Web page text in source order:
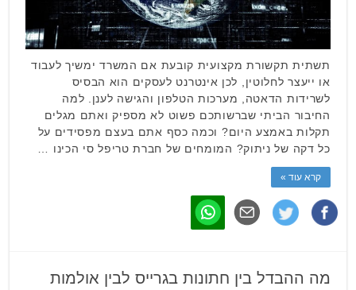
תשתית תקשורת מקצועית קובעת אם המשרד ימשיך לעבוד
או ייעצר לחלוטין, לכן אינטרנט לעסקים הוא הבסיס
לשרידות הדאטה, מערכות הטלפון והגישה לענן. למה
החיבור הביתי שברשותכם פשוט לא מספיק ואתם מגלים
תקלות באמצע היום? וכמה כסף אתם בעצם מפסידים על
כל דקה של ניתוק? המומחים של חברת טריפל סי הכינו …
קרא עוד »
מה ההבדל בין חתונות בגרייס לבין אולמות